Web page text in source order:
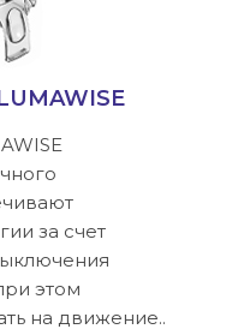
за счет
этом
на движение..